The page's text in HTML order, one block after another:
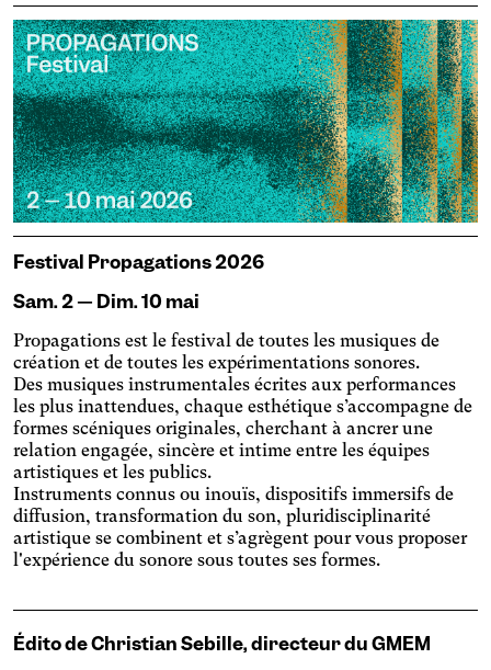
Festival Propagations 2026
Sam. 2 — Dim. 10 mai
Propagations est le festival de toutes les musiques de
création et de toutes les expérimentations sonores.
Des musiques instrumentales écrites aux performances
les plus inattendues, chaque esthétique s’accompagne de
formes scéniques originales, cherchant à ancrer une
relation engagée, sincère et intime entre les équipes
artistiques et les publics.
Instruments connus ou inouïs, dispositifs immersifs de
diffusion, transformation du son, pluridisciplinarité
artistique se combinent et s’agrègent pour vous proposer
l'expérience du sonore sous toutes ses formes.
Édito de Christian Sebille, directeur du GMEM